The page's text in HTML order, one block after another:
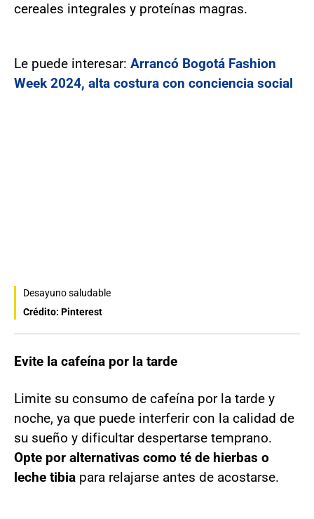
cereales integrales y proteínas magras.
Le puede interesar: Arrancó Bogotá Fashion
Week 2024, alta costura con conciencia social
Desayuno saludable
Crédito: Pinterest
Evite la cafeína por la tarde
Limite su consumo de cafeína por la tarde y
noche, ya que puede interferir con la calidad de
su sueño y dificultar despertarse temprano.
Opte por alternativas como té de hierbas o
leche tibia para relajarse antes de acostarse.